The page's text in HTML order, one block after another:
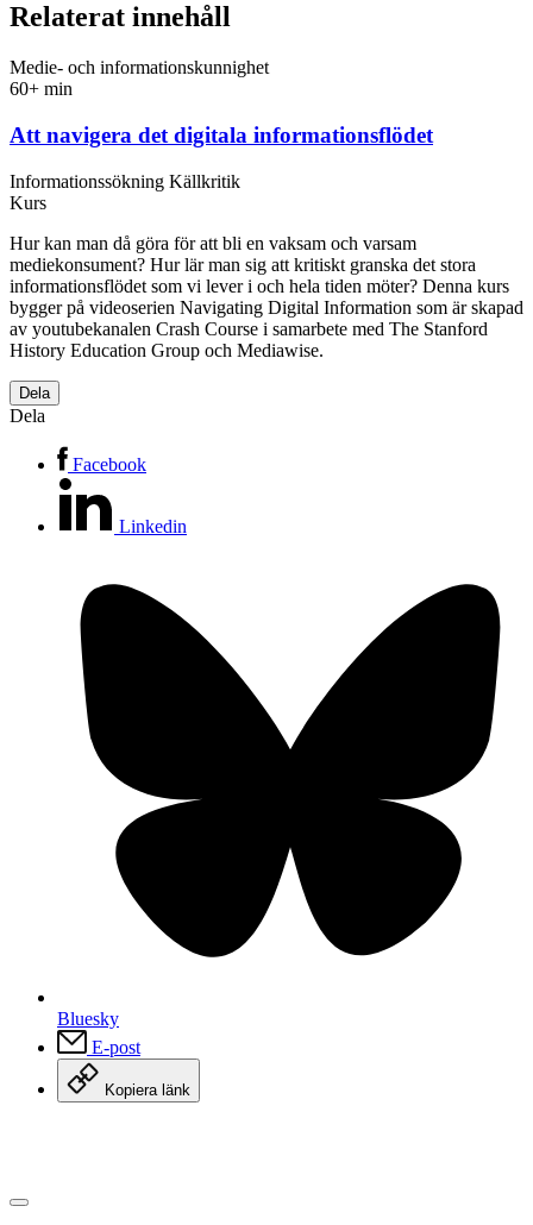
Relaterat innehåll
Medie- och informationskunnighet
60+ min
Att navigera det digitala informationsflödet
Informationssökning Källkritik
Kurs
Hur kan man då göra för att bli en vaksam och varsam
mediekonsument? Hur lär man sig att kritiskt granska det stora
informationsflödet som vi lever i och hela tiden möter? Denna kurs
bygger på videoserien Navigating Digital Information som är skapad
av youtubekanalen Crash Course i samarbete med The Stanford
History Education Group och Mediawise.
Dela
Dela
Facebook
Linkedin
Bluesky
E-post
Kopiera länk